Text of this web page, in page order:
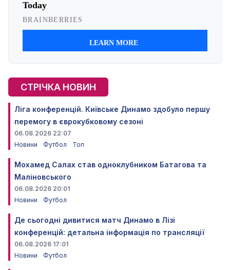
СТРІЧКА НОВИН
Ліга конференцій. Київське Динамо здобуло першу
перемогу в єврокубковому сезоні
06.08.2026 22:07
Новини
Футбол Топ
Мохамед Салах став одноклубником Батагова та
Маліновського
06.08.2026 20:01
Новини
Футбол
Де сьогодні дивитися матч Динамо в Лізі
конференцій: детальна інформація по трансляції
06.08.2026 17:01
Новини
Футбол